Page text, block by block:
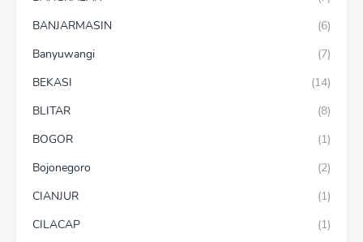
BANJARMASIN
(6)
Banyuwangi
(7)
BEKASI
(14)
BLITAR
(8)
BOGOR
(1)
Bojonegoro
(2)
CIANJUR
(1)
CILACAP
(1)